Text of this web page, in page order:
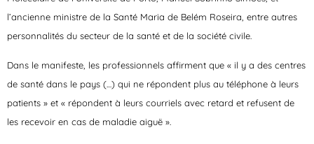
l’ancienne ministre de la Santé Maria de Belém Roseira, entre autres
personnalités du secteur de la santé et de la société civile.
Dans le manifeste, les professionnels affirment que « il y a des centres
de santé dans le pays (…) qui ne répondent plus au téléphone à leurs
patients » et « répondent à leurs courriels avec retard et refusent de
les recevoir en cas de maladie aiguë ».